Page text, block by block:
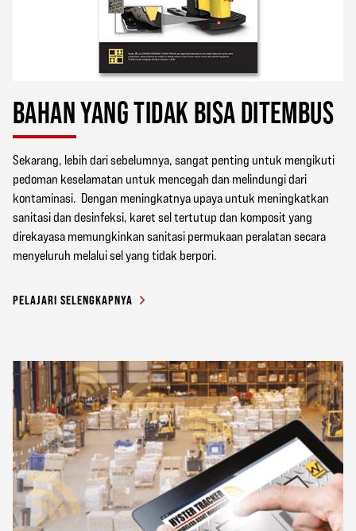
BAHAN YANG TIDAK BISA DITEMBUS
Sekarang, lebih dari sebelumnya, sangat penting untuk mengikuti
pedoman keselamatan untuk mencegah dan melindungi dari
kontaminasi. Dengan meningkatnya upaya untuk meningkatkan
sanitasi dan desinfeksi, karet sel tertutup dan komposit yang
direkayasa memungkinkan sanitasi permukaan peralatan secara
menyeluruh melalui sel yang tidak berpori.
PELAJARI SELENGKAPNYA